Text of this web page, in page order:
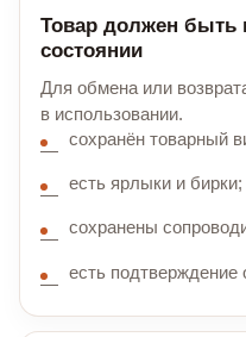
Товар должен быть
состоянии
Для обмена или
в использовании.
сохранён товарный
есть ярлыки и бирки;
сохранены
есть подтверждение